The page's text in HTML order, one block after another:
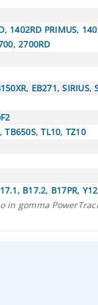
, 1402RD PRIMUS,
, 2700RD
, EB271,SIRIUS,
,TB650S,TL10, TZ10
, B17.2, B17PR, Y12
in gomma